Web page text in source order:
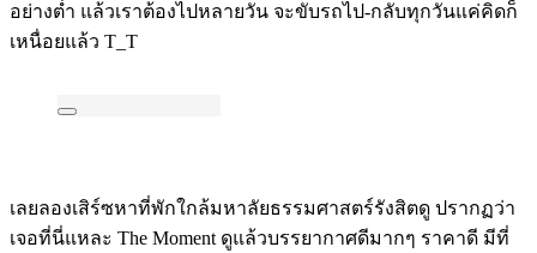
อย่างต่ำ แล้วเราต้องไปหลายวัน จะขับรถไป-กลับทุกวันแค่คิดก็
เหนื่อยแล้ว T_T
เลยลองเสิร์ซหาที่พักใกล้มหาลัยธรรมศาสตร์รังสิตดู ปรากฏว่า
เจอที่นี่แหละ The Moment ดูแล้วบรรยากาศดีมากๆ ราคาดี มีที่